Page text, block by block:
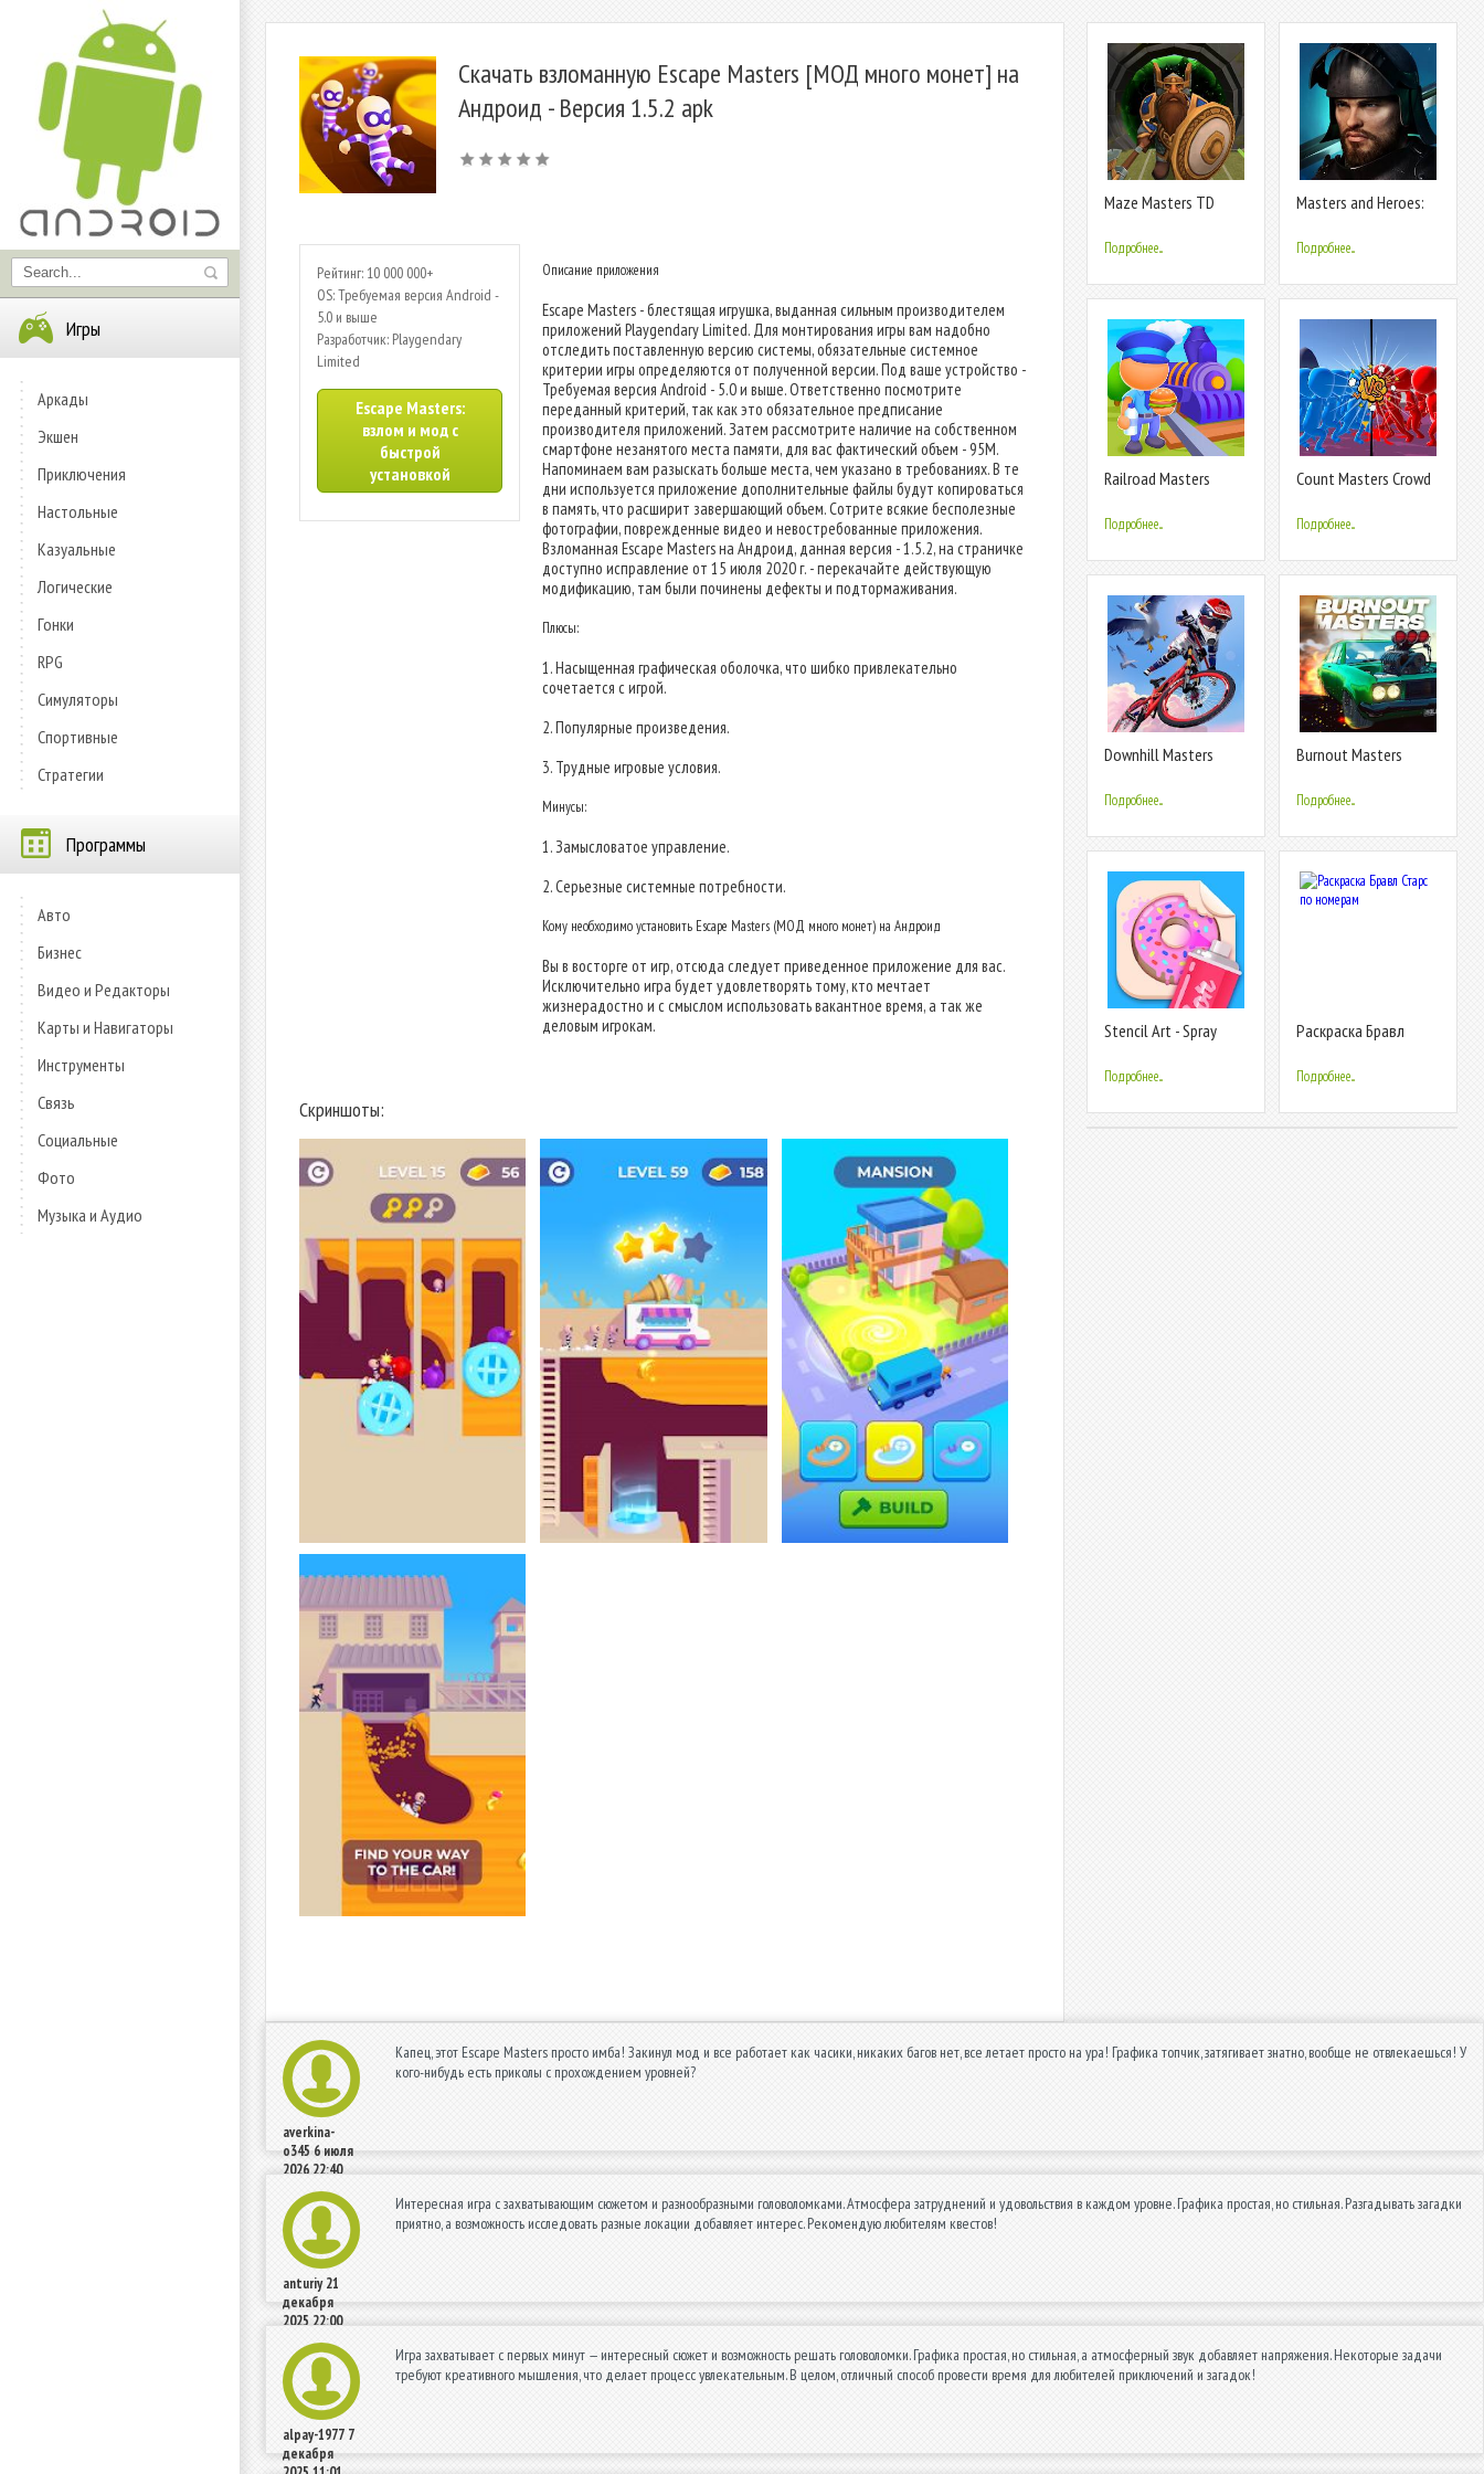
Игры
Аркады
Экшен
Приключения
Настольные
Казуальные
Логические
Гонки
RPG
Симуляторы
Спортивные
Стратегии
Программы
Авто
Бизнес
Видео и Редакторы
Карты и Навигаторы
Инструменты
Связь
Социальные
Фото
Музыка и Аудио
Скачать взломанную Escape Masters [МОД много монет] на
Андроид - Версия 1.5.2 apk
Рейтинг: 10 000 000+
OS: Требуемая версия Android -
5.0 и выше
Разработчик: Playgendary
Limited
Escape Masters:
взлом и мод с
быстрой
установкой
Описание приложения
Escape Masters - блестящая игрушка, выданная сильным производителем
приложений Playgendary Limited. Для монтирования игры вам надобно
отследить поставленную версию системы, обязательные системное
критерии игры определяются от полученной версии. Под ваше устройство -
Требуемая версия Android - 5.0 и выше. Ответственно посмотрите
переданный критерий, так как это обязательное предписание
производителя приложений. Затем рассмотрите наличие на собственном
смартфоне незанятого места памяти, для вас фактический объем - 95M.
Напоминаем вам разыскать больше места, чем указано в требованиях. В те
дни используется приложение дополнительные файлы будут копироваться
в память, что расширит завершающий объем. Сотрите всякие бесполезные
фотографии, поврежденные видео и невостребованные приложения.
Взломанная Escape Masters на Андроид, данная версия - 1.5.2, на страничке
доступно исправление от 15 июля 2020 г. - перекачайте действующую
модификацию, там были починены дефекты и подтормаживания.
Плюсы:
1. Насыщенная графическая оболочка, что шибко привлекательно
сочетается с игрой.
2. Популярные произведения.
3. Трудные игровые условия.
Минусы:
1. Замысловатое управление.
2. Серьезные системные потребности.
Кому необходимо установить Escape Masters (МОД много монет) на Андроид
Вы в восторге от игр, отсюда следует приведенное приложение для вас.
Исключительно игра будет удовлетворять тому, кто мечтает
жизнерадостно и с смыслом использовать вакантное время, а так же
деловым игрокам.
Скриншоты:
Maze Masters TD
Подробнее...
Masters and Heroes:
Подробнее...
Railroad Masters
Подробнее...
Count Masters Crowd
Подробнее...
Downhill Masters
Подробнее...
Burnout Masters
Подробнее...
Stencil Art - Spray
Подробнее...
Раскраска Бравл
Подробнее...
averkina-
o345 6 июля
2026 22:40
Капец, этот Escape Masters просто имба! Закинул мод и все работает как часики, никаких багов нет, все летает просто на ура! Графика топчик, затягивает знатно, вообще не отвлекаешься! У
кого-нибудь есть приколы с прохождением уровней?
anturiy 21
декабря
2025 22:00
Интересная игра с захватывающим сюжетом и разнообразными головоломками. Атмосфера затруднений и удовольствия в каждом уровне. Графика простая, но стильная. Разгадывать загадки
приятно, а возможность исследовать разные локации добавляет интерес. Рекомендую любителям квестов!
alpay-1977 7
декабря
Игра захватывает с первых минут — интересный сюжет и возможность решать головоломки. Графика простая, но стильная, а атмосферный звук добавляет напряжения. Некоторые задачи
требуют креативного мышления, что делает процесс увлекательным. В целом, отличный способ провести время для любителей приключений и загадок!